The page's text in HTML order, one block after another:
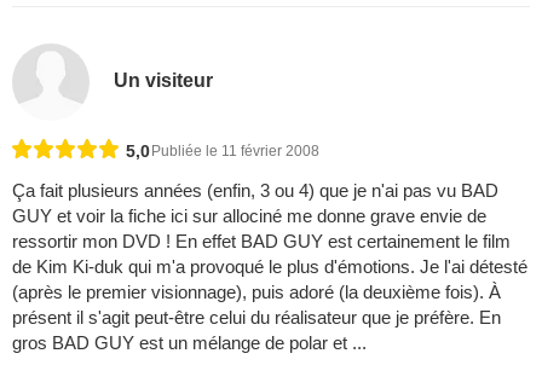
Un visiteur
5,0 Publiée le 11 février 2008
Ça fait plusieurs années (enfin, 3 ou 4) que je n'ai pas vu BAD
GUY et voir la fiche ici sur allociné me donne grave envie de
ressortir mon DVD ! En effet BAD GUY est certainement le film
de Kim Ki-duk qui m'a provoqué le plus d'émotions. Je l'ai détesté
(après le premier visionnage), puis adoré (la deuxième fois). À
présent il s'agit peut-être celui du réalisateur que je préfère. En
gros BAD GUY est un mélange de polar et ...